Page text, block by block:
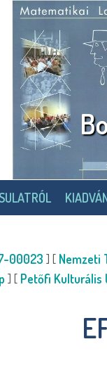
00023 ] [ Nemzeti
] [ Petőfi Kulturális